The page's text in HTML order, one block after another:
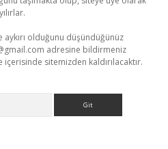
olduğunu düşündüğünüz
adresine bildirmeniz
sitemizden kaldırılacaktır.